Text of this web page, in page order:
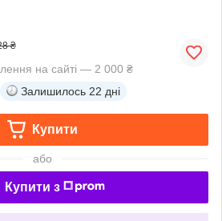
₴
на сайті — 2 000 ₴
Залишилось 22 дні
Купити
або
Купити з